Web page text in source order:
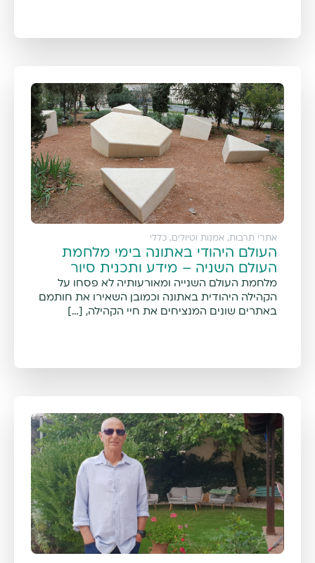
אתרי תרבות, אמנות וטיולים , כללי
העולם היהודי באתונה בימי מלחמת
העולם השניה – מידע ותכנית סיור
מלחמת העולם השנייה ומאורעותיה לא פסחו על
הקהילה היהודית באתונה וכמובן השאירו את חותמם
באתרים שונים המנציחים את חיי הקהילה, […]